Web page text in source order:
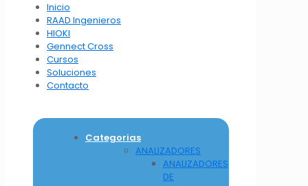
Inicio
RAAD Ingenieros
HIOKI
Gennect Cross
Cursos
Soluciones
Contacto
Categorias
ANALIZADORES
ANALIZADORES
DE